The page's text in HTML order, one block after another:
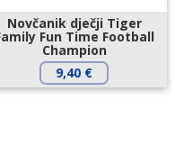
Novčanik dječji Tiger
Fun Time Football
Champion
9,40 €